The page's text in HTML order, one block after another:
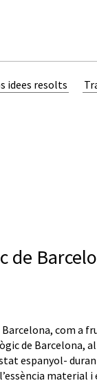
idees resolts
de
Barcelona, com a
de Barcelona,
espanyol-
material